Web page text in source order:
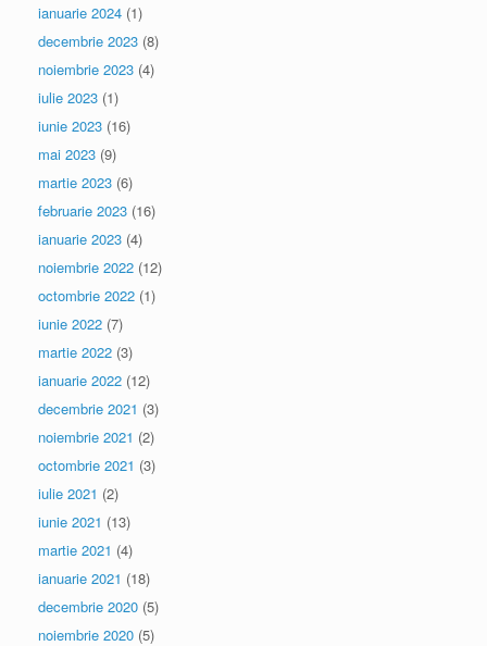
ianuarie 2024 (1)
decembrie 2023 (8)
noiembrie 2023 (4)
iulie 2023 (1)
iunie 2023 (16)
mai 2023 (9)
martie 2023 (6)
februarie 2023 (16)
ianuarie 2023 (4)
noiembrie 2022 (12)
octombrie 2022 (1)
iunie 2022 (7)
martie 2022 (3)
ianuarie 2022 (12)
decembrie 2021 (3)
noiembrie 2021 (2)
octombrie 2021 (3)
iulie 2021 (2)
iunie 2021 (13)
martie 2021 (4)
ianuarie 2021 (18)
decembrie 2020 (5)
noiembrie 2020 (5)